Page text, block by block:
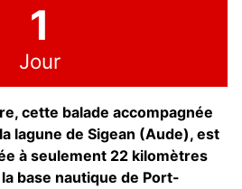
1
Jour
cette balade accompagnée
lagune de Sigean (Aude), est
à seulement 22 kilomètres
base nautique de Port-